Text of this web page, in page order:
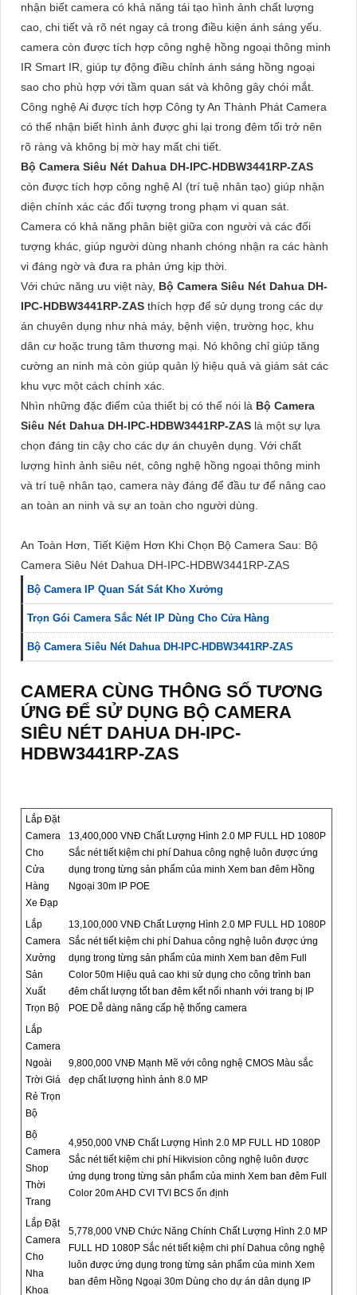
nhận biết camera có khả năng tái tạo hình ảnh chất lượng
cao, chi tiết và rõ nét ngay cả trong điều kiện ánh sáng yếu.
camera còn được tích hợp công nghệ hồng ngoại thông minh
IR Smart IR, giúp tự động điều chỉnh ánh sáng hồng ngoại
sao cho phù hợp với tầm quan sát và không gây chói mắt.
Công nghệ Ai được tích hợp Công ty An Thành Phát Camera
có thể nhận biết hình ảnh được ghi lại trong đêm tối trở nên
rõ ràng và không bị mờ hay mất chi tiết.
Bộ Camera Siêu Nét Dahua DH-IPC-HDBW3441RP-ZAS
còn được tích hợp công nghệ AI (trí tuệ nhân tạo) giúp nhận
diện chính xác các đối tượng trong phạm vi quan sát.
Camera có khả năng phân biệt giữa con người và các đối
tượng khác, giúp người dùng nhanh chóng nhận ra các hành
vi đáng ngờ và đưa ra phản ứng kịp thời.
Với chức năng ưu việt này, Bộ Camera Siêu Nét Dahua DH-
IPC-HDBW3441RP-ZAS thích hợp để sử dụng trong các dự
án chuyên dụng như nhà máy, bệnh viện, trường học, khu
dân cư hoặc trung tâm thương mại. Nó không chỉ giúp tăng
cường an ninh mà còn giúp quản lý hiệu quả và giám sát các
khu vực một cách chính xác.
Nhìn những đặc điểm của thiết bị có thể nói là Bộ Camera
Siêu Nét Dahua DH-IPC-HDBW3441RP-ZAS là một sự lựa
chọn đáng tin cậy cho các dự án chuyên dụng. Với chất
lượng hình ảnh siêu nét, công nghệ hồng ngoại thông minh
và trí tuệ nhân tạo, camera này đáng để đầu tư để nâng cao
an toàn an ninh và sự an toàn cho người dùng.
An Toàn Hơn, Tiết Kiệm Hơn Khi Chọn Bộ Camera Sau: Bộ
Camera Siêu Nét Dahua DH-IPC-HDBW3441RP-ZAS
Bộ Camera IP Quan Sát Sát Kho Xưởng
Trọn Gói Camera Sắc Nét IP Dùng Cho Cửa Hàng
Bộ Camera Siêu Nét Dahua DH-IPC-HDBW3441RP-ZAS
CAMERA CÙNG THÔNG SỐ TƯƠNG
ỨNG ĐỂ SỬ DỤNG BỘ CAMERA
SIÊU NÉT DAHUA DH-IPC-
HDBW3441RP-ZAS
Lắp Đặt
Camera
Cho
Cửa
Hàng
Xe Đạp
13,400,000 VNĐ Chất Lượng Hình 2.0 MP FULL HD 1080P
Sắc nét tiết kiệm chi phí Dahua công nghệ luôn được ứng
dụng trong từng sản phẩm của minh Xem ban đêm Hồng
Ngoại 30m IP POE
Lắp
Camera
Xưởng
Sản
Xuất
Trọn Bộ
13,100,000 VNĐ Chất Lượng Hình 2.0 MP FULL HD 1080P
Sắc nét tiết kiệm chi phí Dahua công nghệ luôn được ứng
dụng trong từng sản phẩm của minh Xem ban đêm Full
Color 50m Hiệu quả cao khi sử dụng cho công trình ban
đêm chất lượng tốt ban đêm kết nối nhanh với trang bị IP
POE Dễ dàng nâng cấp hệ thống camera
Lắp
Camera
Ngoài
Trời Giá
Rẻ Trọn
Bộ
9,800,000 VNĐ Mạnh Mẽ với công nghệ CMOS Màu sắc
đẹp chất lượng hình ảnh 8.0 MP
Bộ
Camera
Shop
Thời
Trang
4,950,000 VNĐ Chất Lượng Hình 2.0 MP FULL HD 1080P
Sắc nét tiết kiệm chi phí Hikvision công nghệ luôn được
ứng dụng trong từng sản phẩm của minh Xem ban đêm Full
Color 20m AHD CVI TVI BCS ổn định
Lắp Đặt
Camera
Cho
Nha
Khoa
5,778,000 VNĐ Chức Năng Chính Chất Lượng Hình 2.0 MP
FULL HD 1080P Sắc nét tiết kiệm chi phí Dahua công nghệ
luôn được ứng dụng trong từng sản phẩm của minh Xem
ban đêm Hồng Ngoại 30m Dùng cho dự án dân dụng IP